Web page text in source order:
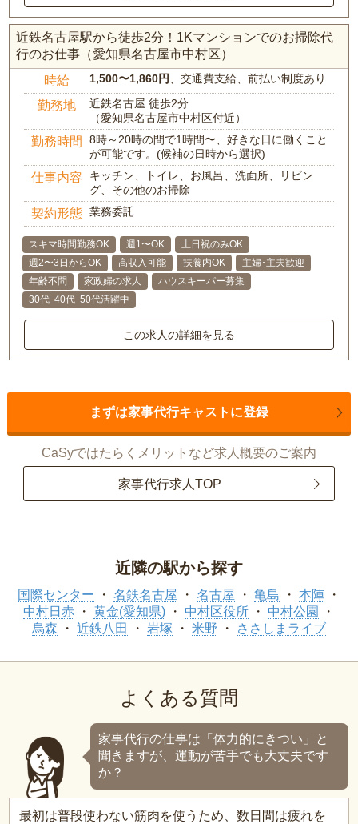
近鉄名古屋駅から徒歩2分！1Kマンションでのお掃除代
行のお仕事（愛知県名古屋市中村区）
時給 1,500〜1,860円、交通費支給、前払い制度あり
勤務地
近鉄名古屋 徒歩2分
（愛知県名古屋市中村区付近）
勤務時間
8時～20時の間で1時間〜、好きな日に働くこと
が可能です。(候補の日時から選択)
仕事内容
キッチン、トイレ、お風呂、洗面所、リビン
グ、その他のお掃除
契約形態 業務委託
スキマ時間勤務OK 週1〜OK
土日祝のみOK
週2〜3日からOK
高収入可能 扶養内OK
主婦･主夫歓迎
年齢不問
家政婦の求人
ハウスキーパー募集
30代･40代･50代活躍中
この求人の詳細を見る
まずは家事代行キャストに登録
CaSyではたらくメリットなど求人概要のご案内
家事代行求人TOP
近隣の駅から探す
国際センター 名鉄名古屋 名古屋 亀島
本陣
中村日赤
黄金(愛知県) 中村区役所
中村公園
烏森
近鉄八田 岩塚 米野 ささしまライブ
よくある質問
家事代行の仕事は「体力的にきつい」と
聞きますが、運動が苦手でも大丈夫です
か？
最初は普段使わない筋肉を使うため、数日間は疲れを